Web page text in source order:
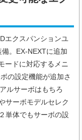
エクスパンションユ
。EX-NEXTに追加
ードに対応するメニ
の設定機能が追加さ
ルサーボはもちろ
サーボモデルセレク
単体でもサーボの設